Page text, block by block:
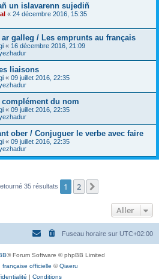
un islavarenn sujediñ
« 24 décembre 2016, 15:35
galleg / Les emprunts au français
« 16 décembre 2016, 21:09
liaisons
« 09 juillet 2016, 22:35
du nom
« 09 juillet 2016, 22:35
ober / Conjuguer le verbe avec faire
« 09 juillet 2016, 22:35
35 résultats 1 2
Aller
Fuseau horaire sur UTC+02:00
® Forum Software © phpBB Limited
française officielle ©Qiaeru
| Conditions